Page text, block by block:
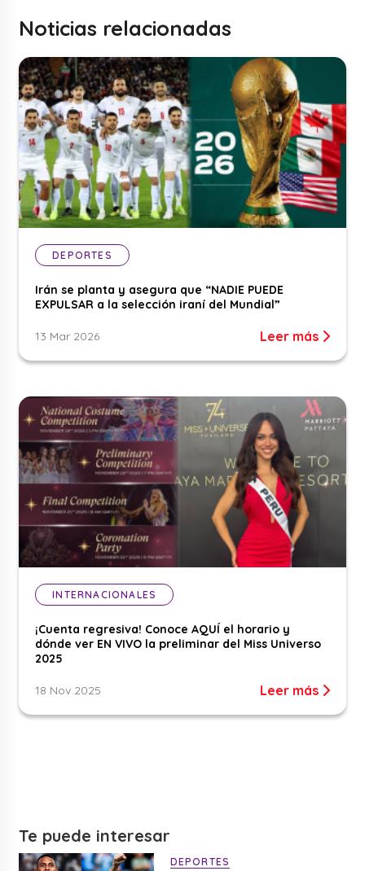
Noticias relacionadas
DEPORTES
Irán se planta y asegura que “NADIE PUEDE
EXPULSAR a la selección iraní del Mundial”
13 Mar 2026 Leer más
INTERNACIONALES
¡Cuenta regresiva! Conoce AQUÍ el horario y
dónde ver EN VIVO la preliminar del Miss Universo
2025
18 Nov 2025 Leer más
Te puede interesar
DEPORTES